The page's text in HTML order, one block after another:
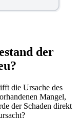
der
die Ursache des
Mangel,
der Schaden direkt